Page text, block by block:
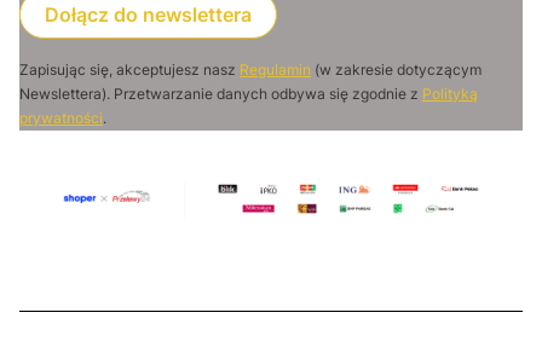
Dołącz do newslettera
Zapisując się, akceptujesz nasz Regulamin (w zakresie dotyczącym
Newslettera). Przetwarzanie danych odbywa się zgodnie z Polityką
prywatności.